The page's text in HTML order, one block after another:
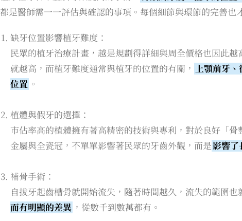
都是醫師需一一評估與確認的事項。每個細節與環節的完善也
缺牙位置影響植牙難度：
民眾的植牙治療計畫，越是規劃得詳細與周全價格也因此
就越高，而植牙難度通常與植牙的位置的有關， 上顎前牙
位置 。
植體與假牙的選擇：
市佔率高的植體擁有著高精密的技術與專利，對於良好「骨
金屬與全瓷冠，不單單影響著民眾的牙齒外觀，而是影響了
補骨手術：
自拔牙起齒槽骨就開始流失，隨著時間越久，流失的範圍也
而有明顯的差異 ，從數千到數萬都有。